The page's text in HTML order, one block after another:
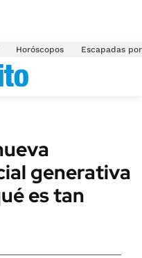
Horóscopos Escapadas
generativa
es tan